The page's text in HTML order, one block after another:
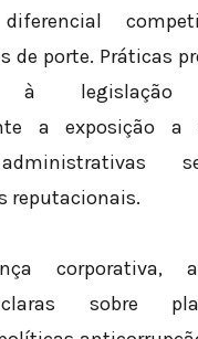
diferencial
de porte. Práticas
à legislação
a exposição a
reputacionais.
corporativa,
sobre